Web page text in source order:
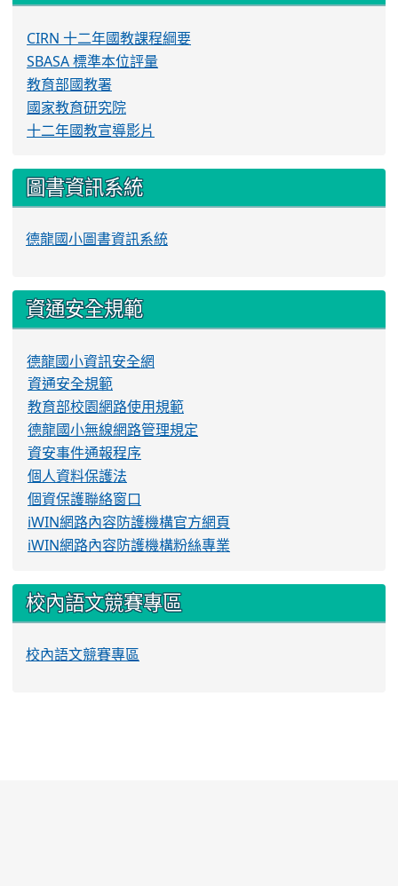
CIRN 十二年國教課程綱要
SBASA 標準本位評量
教育部國教署
國家教育研究院
十二年國教宣導影片
圖書資訊系統
德龍國小圖書資訊系統
資通安全規範
德龍國小資訊安全網
資通安全規範
教育部校園網路使用規範
德龍國小無線網路管理規定
資安事件通報程序
個人資料保護法
個資保護聯絡窗口
iWIN網路內容防護機構官方網頁
iWIN網路內容防護機構粉絲專業
校內語文競賽專區
校內語文競賽專區